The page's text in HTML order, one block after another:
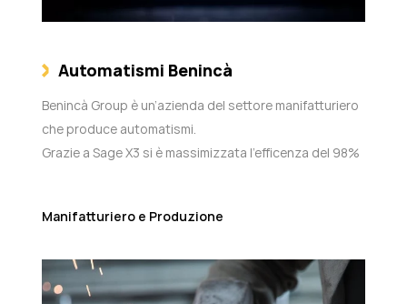
Automatismi Benincà
Benincà Group è un’azienda del settore manifatturiero
che produce automatismi.
Grazie a Sage X3 si è massimizzata l'efficenza del 98%
Manifatturiero e Produzione